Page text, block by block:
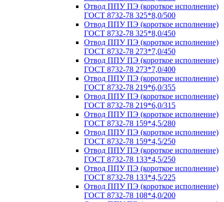
Отвод ППУ ПЭ (короткое исполнение)
ГОСТ 8732-78 325*8,0/500
Отвод ППУ ПЭ (короткое исполнение)
ГОСТ 8732-78 325*8,0/450
Отвод ППУ ПЭ (короткое исполнение)
ГОСТ 8732-78 273*7,0/450
Отвод ППУ ПЭ (короткое исполнение)
ГОСТ 8732-78 273*7,0/400
Отвод ППУ ПЭ (короткое исполнение)
ГОСТ 8732-78 219*6,0/355
Отвод ППУ ПЭ (короткое исполнение)
ГОСТ 8732-78 219*6,0/315
Отвод ППУ ПЭ (короткое исполнение)
ГОСТ 8732-78 159*4,5/280
Отвод ППУ ПЭ (короткое исполнение)
ГОСТ 8732-78 159*4,5/250
Отвод ППУ ПЭ (короткое исполнение)
ГОСТ 8732-78 133*4,5/250
Отвод ППУ ПЭ (короткое исполнение)
ГОСТ 8732-78 133*4,5/225
Отвод ППУ ПЭ (короткое исполнение)
ГОСТ 8732-78 108*4,0/200